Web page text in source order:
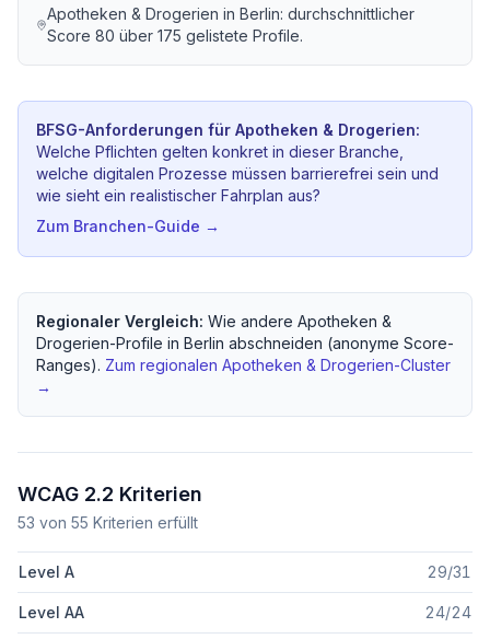
Apotheken & Drogerien inBerlin: durchschnittlicher
Score80 über175 gelistete Profile.
BFSG-Anforderungen für Apotheken & Drogerien:
Welche Pflichten gelten konkret in dieser Branche,
welche digitalen Prozesse müssen barrierefrei sein und
wie sieht ein realistischer Fahrplan aus?
Zum Branchen-Guide →
Regionaler Vergleich: Wie andere Apotheken &
Drogerien-Profile in Berlin abschneiden (anonyme Score-
Ranges). Zum regionalen Apotheken & Drogerien-Cluster
→
WCAG 2.2 Kriterien
53 von 55 Kriterien erfüllt
Level A 29/31
Level AA 24/24